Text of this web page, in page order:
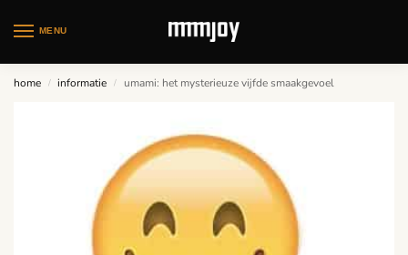
MENU
home / informatie / umami: het mysterieuze vijfde smaakgevoel